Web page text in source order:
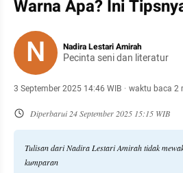
Warna Apa? Ini
N Nadira Lestari Amirah
Pecinta seni dan literatur
3 September 2025 14:46 WIB · waktu baca 2
Diperbarui24 September 2025 15:15 WIB
Tulisan dari Nadira Lestari Amirah tidak
kumparan